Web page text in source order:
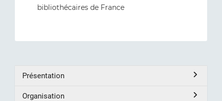
bibliothécaires de France
Présentation
Organisation